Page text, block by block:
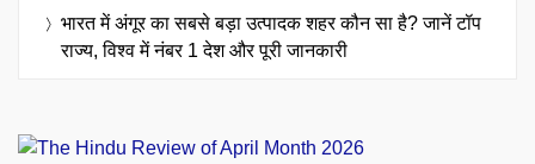
भारत में अंगूर का सबसे बड़ा उत्पादक शहर कौन सा है? जानें टॉप
राज्य, विश्व में नंबर 1 देश और पूरी जानकारी